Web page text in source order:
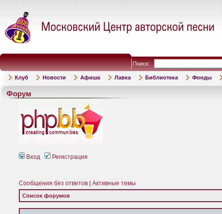
Поиск:
Клуб Новости Афиша Лавка Библиотека Фонды
Форум
Вход Регистрация
Сообщения без ответов Активные темы
Список форумов